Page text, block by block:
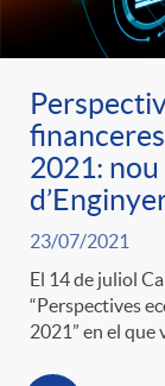
n
s
a
i
e
s
F
i
l
t
r
n
t
i
n
g
2021:
23/07/2021
El 14 de juliol
“Perspectives
2021” en el que